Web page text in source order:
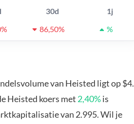
30d
1j
86,50% %
van Heisted ligt op $4.
Heisted koers met 2,40%is
van 2.995. Wil je